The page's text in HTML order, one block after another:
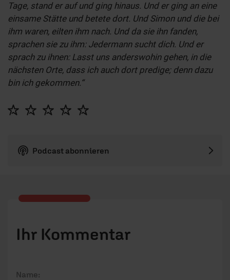
Tage, stand er auf und ging hinaus. Und er ging an eine
einsame Stätte und betete dort. Und Simon und die bei
ihm waren, eilten ihm nach. Und da sie ihn fanden,
sprachen sie zu ihm: Jedermann sucht dich. Und er
sprach zu ihnen: Lasst uns anderswohin gehen, in die
nächsten Orte, dass ich auch dort predige; denn dazu
bin ich gekommen.“
Podcast abonnieren
Ihr Kommentar
Name: